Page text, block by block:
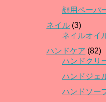
顔用ペーパ
ネイル (3)
ネイルオイ
ハンドケア (82)
ハンドクリ
ハンドジェ
ハンドソー